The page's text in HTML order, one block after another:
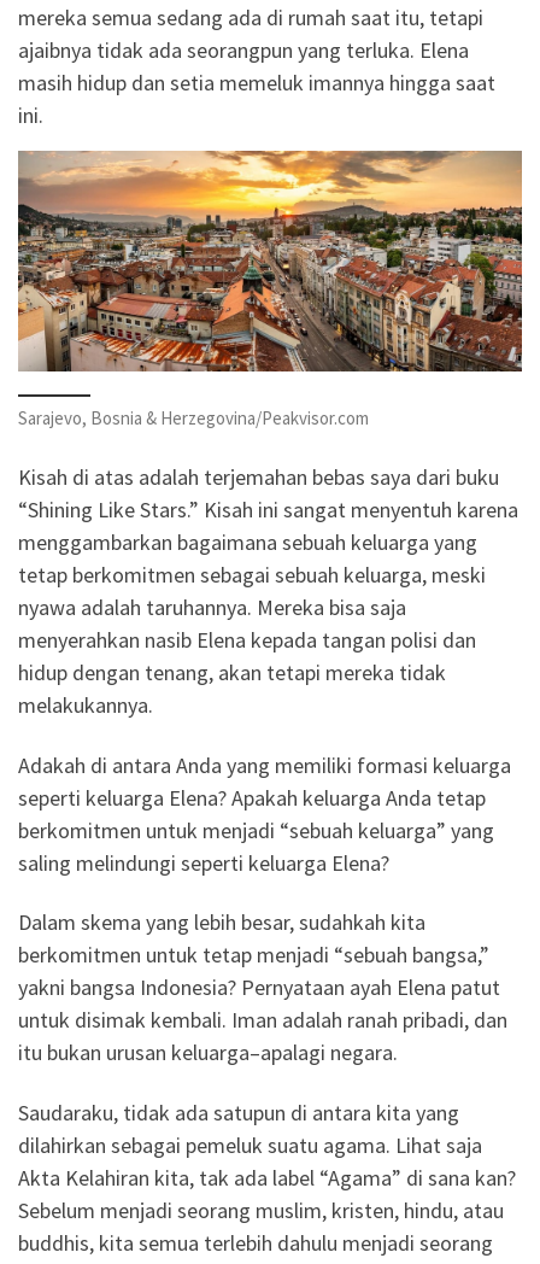
mereka semua sedang ada di rumah saat itu, tetapi
ajaibnya tidak ada seorangpun yang terluka. Elena
masih hidup dan setia memeluk imannya hingga saat
ini.
Sarajevo, Bosnia & Herzegovina/Peakvisor.com
Kisah di atas adalah terjemahan bebas saya dari buku
“Shining Like Stars.” Kisah ini sangat menyentuh karena
menggambarkan bagaimana sebuah keluarga yang
tetap berkomitmen sebagai sebuah keluarga, meski
nyawa adalah taruhannya. Mereka bisa saja
menyerahkan nasib Elena kepada tangan polisi dan
hidup dengan tenang, akan tetapi mereka tidak
melakukannya.
Adakah di antara Anda yang memiliki formasi keluarga
seperti keluarga Elena? Apakah keluarga Anda tetap
berkomitmen untuk menjadi “sebuah keluarga” yang
saling melindungi seperti keluarga Elena?
Dalam skema yang lebih besar, sudahkah kita
berkomitmen untuk tetap menjadi “sebuah bangsa,”
yakni bangsa Indonesia? Pernyataan ayah Elena patut
untuk disimak kembali. Iman adalah ranah pribadi, dan
itu bukan urusan keluarga–apalagi negara.
Saudaraku, tidak ada satupun di antara kita yang
dilahirkan sebagai pemeluk suatu agama. Lihat saja
Akta Kelahiran kita, tak ada label “Agama” di sana kan?
Sebelum menjadi seorang muslim, kristen, hindu, atau
buddhis, kita semua terlebih dahulu menjadi seorang